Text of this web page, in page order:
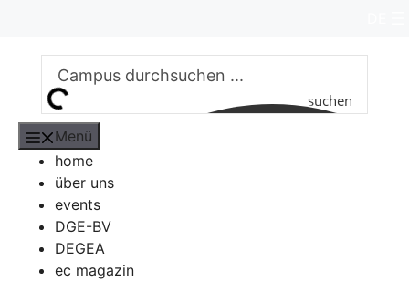
springen
suchen
Menü
home
über uns
events
DGE-BV
DEGEA
ec magazin